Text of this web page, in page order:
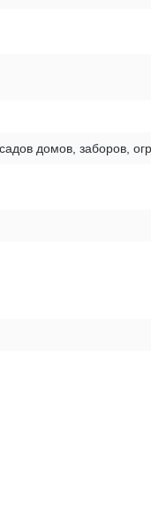
домов, заборов,